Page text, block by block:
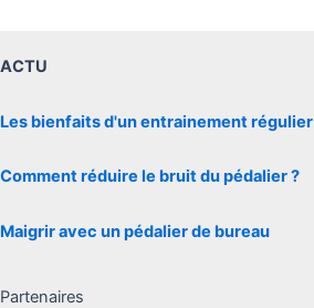
ACTU
Les bienfaits d'un entrainement régulier
Comment réduire le bruit du pédalier ?
Maigrir avec un pédalier de bureau
Partenaires